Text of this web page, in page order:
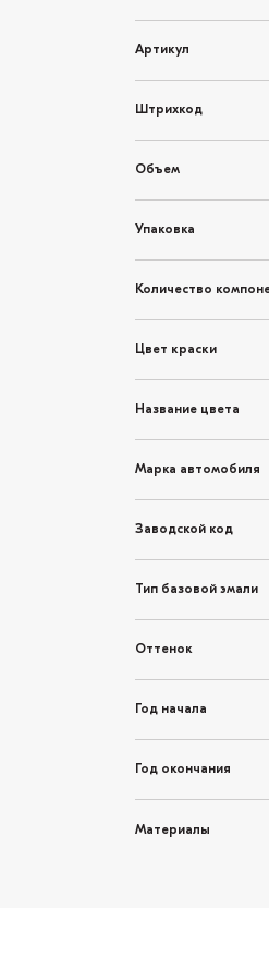
Артикул
Штрихкод
Объем
Упаковка
Количество
Цвет краски
Название цвета
Марка автомобиля
Заводской код
Тип базовой эмали
Оттенок
Год начала
Год окончания
Материалы